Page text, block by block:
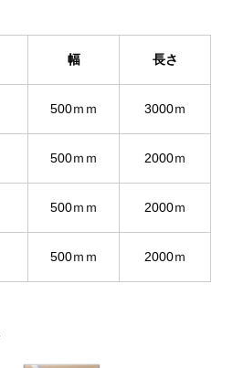
幅 長さ
500ｍｍ 3000ｍ
500ｍｍ 2000ｍ
500ｍｍ 2000ｍ
500ｍｍ 2000ｍ